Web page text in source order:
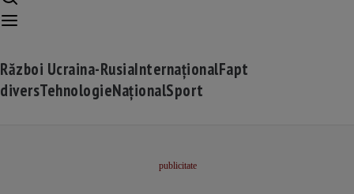
Război Ucraina-RusiaInternaționalFapt
diversTehnologieNaționalSport